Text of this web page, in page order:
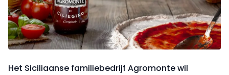
Het Siciliaanse familiebedrijf Agromonte wil